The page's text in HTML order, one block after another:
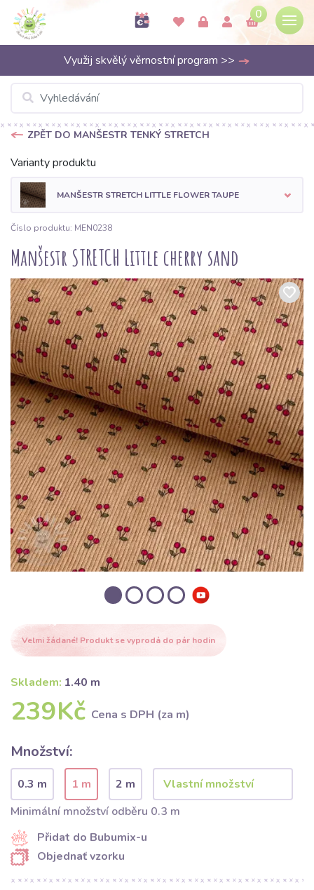
0
Využij skvělý věrnostní program >>
ZPĚT DO MANŠESTR TENKÝ STRETCH
Varianty produktu
MANŠESTR STRETCH LITTLE FLOWER TAUPE
Číslo produktu: MEN0238
Manšestr STRETCH Little cherry sand
Velmi žádané! Produkt se vyprodá do pár hodin
Skladem: 1.40 m
239Kč Cena s DPH (za m)
Množství:
0.3 m 1 m
2 m
Minimální množství odběru 0.3 m
Přidat do Bubumix-u
Objednať vzorku